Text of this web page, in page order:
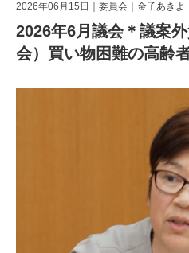
2026年06月15日｜ 委員会 金子あきよ
2026年6月議会＊議案
会）買い物困難の高齢